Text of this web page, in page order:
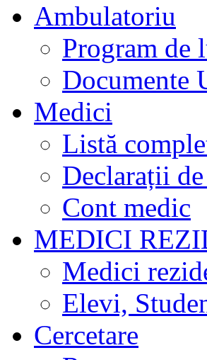
Ambulatoriu
Program de
Documente
Medici
Listă
Declarații
Cont medic
MEDICI
Medici
Elevi,
Cercetare